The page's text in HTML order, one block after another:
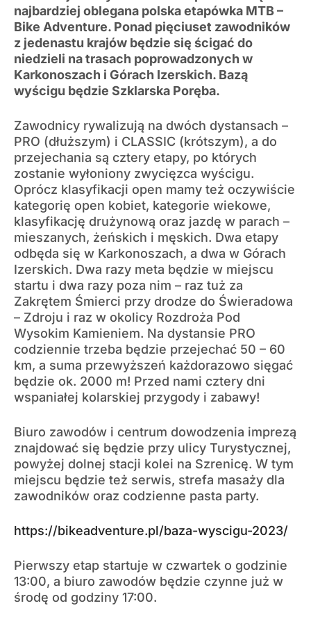
najbardziej oblegana polska etapówka MTB –
Bike Adventure. Ponad pięciuset zawodników
z jedenastu krajów będzie się ścigać do
niedzieli na trasach poprowadzonych w
Karkonoszach i Górach Izerskich. Bazą
wyścigu będzie Szklarska Poręba.
Zawodnicy rywalizują na dwóch dystansach –
PRO (dłuższym) i CLASSIC (krótszym), a do
przejechania są cztery etapy, po których
zostanie wyłoniony zwycięzca wyścigu.
Oprócz klasyfikacji open mamy też oczywiście
kategorię open kobiet, kategorie wiekowe,
klasyfikację drużynową oraz jazdę w parach –
mieszanych, żeńskich i męskich. Dwa etapy
odbęda się w Karkonoszach, a dwa w Górach
Izerskich. Dwa razy meta będzie w miejscu
startu i dwa razy poza nim – raz tuż za
Zakrętem Śmierci przy drodze do Świeradowa
– Zdroju i raz w okolicy Rozdroża Pod
Wysokim Kamieniem. Na dystansie PRO
codziennie trzeba będzie przejechać 50 – 60
km, a suma przewyższeń każdorazowo sięgać
będzie ok. 2000 m! Przed nami cztery dni
wspaniałej kolarskiej przygody i zabawy!
Biuro zawodów i centrum dowodzenia imprezą
znajdować się będzie przy ulicy Turystycznej,
powyżej dolnej stacji kolei na Szrenicę. W tym
miejscu będzie też serwis, strefa masaży dla
zawodników oraz codzienne pasta party.
https://bikeadventure.pl/baza-wyscigu-2023/
Pierwszy etap startuje w czwartek o godzinie
13:00, a biuro zawodów będzie czynne już w
środę od godziny 17:00.